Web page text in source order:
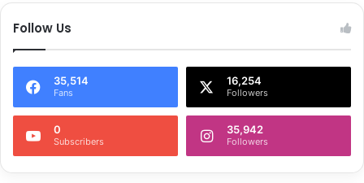
Follow Us
35,514
Fans
16,254
Followers
0
Subscribers
35,942
Followers